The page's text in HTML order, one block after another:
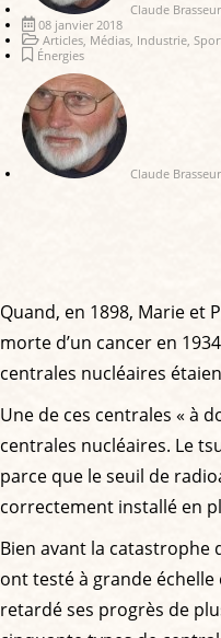
Claude Brasseur
08 janvier 2018
Articles Médias Industrie
Énergies
Claude Brasseur
Quand, en 1898, Marie et
morte d’un cancer en
centrales nucléaires
Une de ces centrales « à
centrales nucléaires. Le
parce que le seuil de
correctement installé en
Bien avant la catastrophe
ont testé à grande
retardé ses progrès de